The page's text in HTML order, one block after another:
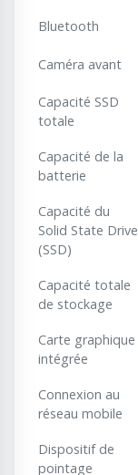
Bluetooth
Caméra avant
Capacité SSD
totale
Capacité de la
batterie
Capacité du
Solid State Drive
(SSD)
Capacité totale
de stockage
Carte graphique
intégrée
Connexion au
réseau mobile
Dispositif de
pointage